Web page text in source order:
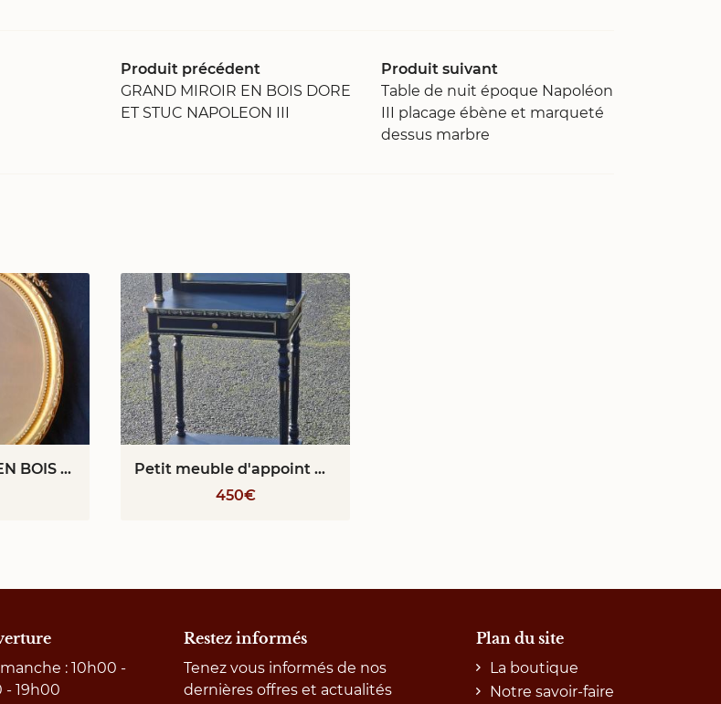
Produit précédent
GRAND MIROIR EN BOIS DORE
ET STUC NAPOLEON III
Produit suivant
Table de nuit époque Napoléon
III placage ébène et marqueté
dessus marbre
GRAND MIROIR EN BOIS DORE ET STUC NAPOLEON III
Petit meuble d'appoint Napoléon III
450€
: 10h00 -
- 19h00
Restez informés
Tenez vous informés de nos
dernières offres et actualités
Plan du site
La boutique
Notre savoir-faire